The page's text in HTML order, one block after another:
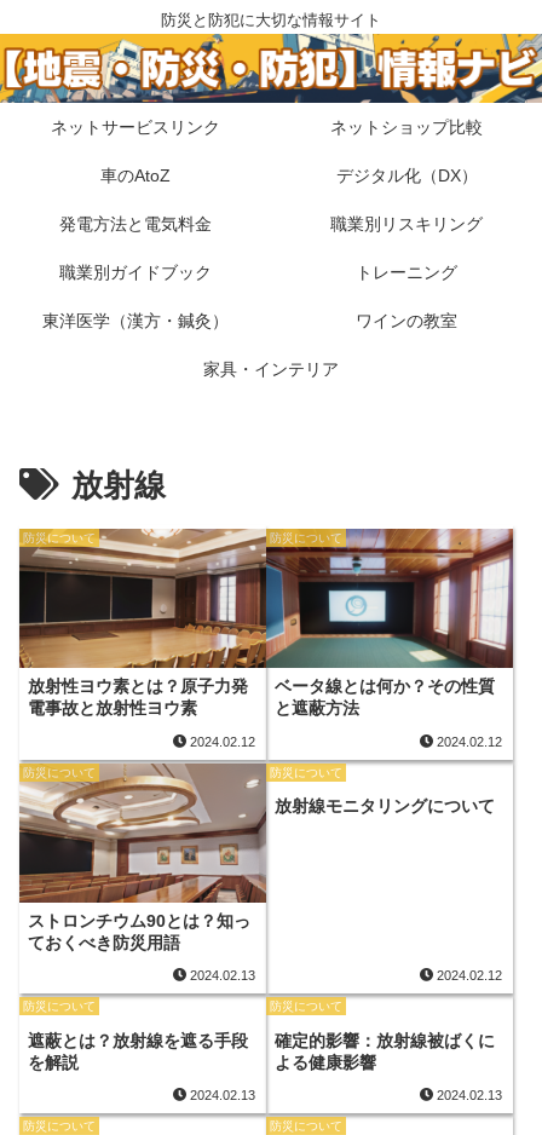
防災と防犯に大切な情報サイト
ネットサービスリンク ネットショップ比較
車のAtoZ デジタル化（DX）
発電方法と電気料金 職業別リスキリング
職業別ガイドブック トレーニング
東洋医学（漢方・鍼灸） ワインの教室
家具・インテリア
放射線
防災について
放射性ヨウ素とは？原子力発
電事故と放射性ヨウ素
2024.02.12
防災について
ベータ線とは何か？その性質
と遮蔽方法
2024.02.12
防災について
ストロンチウム90とは？知っ
ておくべき防災用語
2024.02.13
防災について
放射線モニタリングについて
2024.02.12
防災について
遮蔽とは？放射線を遮る手段
を解説
2024.02.13
防災について
確定的影響：放射線被ばくに
よる健康影響
2024.02.13
防災について 防災について